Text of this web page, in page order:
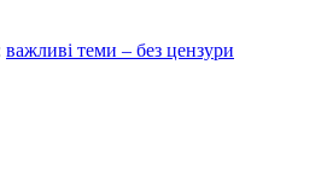
важливі теми – без цензури